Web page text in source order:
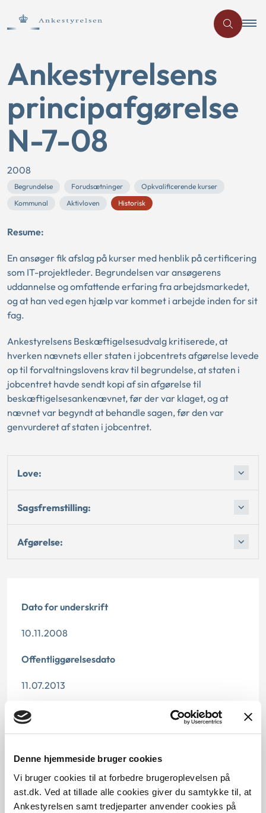
Denne hjemmeside bruger cookies
Vi bruger cookies til at forbedre brugeroplevelsen på
ast.dk. Ved at tillade alle cookies giver du samtykke til, at
Ankestyrelsen samt tredjeparter anvender cookies på
Ankestyrelsens
principafgørelse
N-7-08
2008
Begrundelse Forudsætninger
Opkvalificerende kurser
Kommunal
Aktivloven Historisk
Resume:
En ansøger fik afslag på kurser med henblik på certificering
som IT-projektleder. Begrundelsen var ansøgerens
uddannelse og omfattende erfaring fra arbejdsmarkedet,
og at han ved egen hjælp var kommet i arbejde inden for sit
fag.
Ankestyrelsens Beskæftigelsesudvalg kritiserede, at
hverken nævnets eller staten i jobcentrets afgørelse levede
op til forvaltningslovens krav til begrundelse, at staten i
jobcentret havde sendt kopi af sin afgørelse til
beskæftigelsesankenævnet, før der var klaget, og at
nævnet var begyndt at behandle sagen, før den var
genvurderet af staten i jobcentret.
Love:
Sagsfremstilling:
Afgørelse:
Dato for underskrift
10.11.2008
Offentliggørelsesdato
11.07.2013
Denne principmeddelelse er kasseret den 2.
december 2020, da den er indarbejdet i
Paragraf
§ 22 § 32